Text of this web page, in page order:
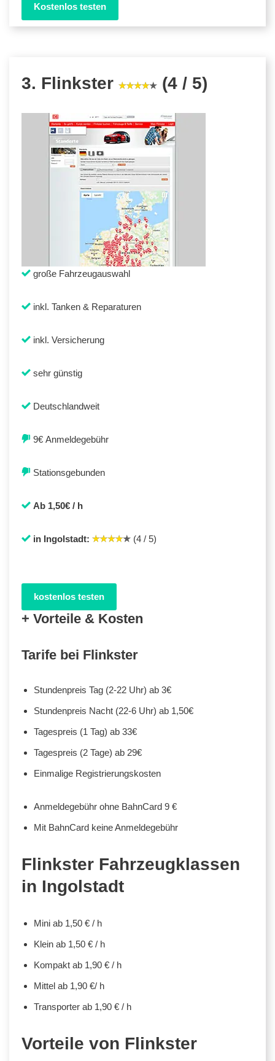
Kostenlos testen
3. Flinkster (4 / 5)
große Fahrzeugauswahl
inkl. Tanken & Reparaturen
inkl. Versicherung
sehr günstig
Deutschlandweit
9€ Anmeldegebühr
Stationsgebunden
Ab 1,50€ / h
in Ingolstadt: (4 / 5)
kostenlos testen
+ Vorteile & Kosten
Tarife bei Flinkster
Stundenpreis Tag (2-22 Uhr) ab 3€
Stundenpreis Nacht (22-6 Uhr) ab 1,50€
Tagespreis (1 Tag) ab 33€
Tagespreis (2 Tage) ab 29€
Einmalige Registrierungskosten
Anmeldegebühr ohne BahnCard 9 €
Mit BahnCard keine Anmeldegebühr
Flinkster Fahrzeugklassen
in Ingolstadt
Mini ab 1,50 € / h
Klein ab 1,50 € / h
Kompakt ab 1,90 € / h
Mittel ab 1,90 €/ h
Transporter ab 1,90 € / h
Vorteile von Flinkster